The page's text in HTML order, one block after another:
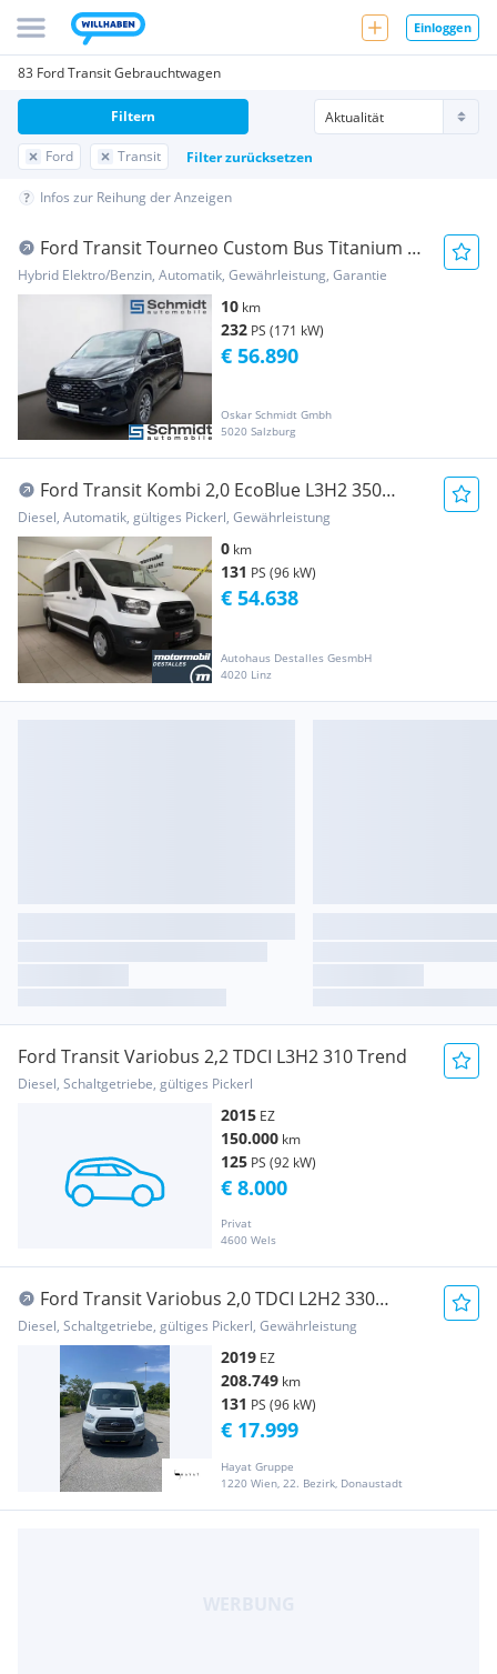
Einloggen
83 Ford Transit Gebrauchtwagen
Ford Transit Filter zurücksetzen
Filtern
Infos zur Reihung der Anzeigen
Ford Transit Tourneo Custom Bus Titanium X
340L2 2,5L PHEV 2...
Hybrid Elektro/Benzin, Automatik, Gewährleistung, Garantie
10 km
232 PS (171 kW)
Oskar Schmidt Gmbh
5020 Salzburg
€ 56.890
Ford Transit Kombi 2,0 EcoBlue L3H2 350
Trend Aut. *...
Diesel, Automatik, gültiges Pickerl, Gewährleistung
0 km
131 PS (96 kW)
Autohaus Destalles GesmbH
4020 Linz
€ 54.638
Ford Transit Variobus 2,2 TDCI L3H2 310 Trend
Diesel, Schaltgetriebe, gültiges Pickerl
2015 EZ
150.000 km
125 PS (92 kW)
Privat
4600 Wels
€ 8.000
Ford Transit Variobus 2,0 TDCI L2H2 330
Trend /// FI...
Diesel, Schaltgetriebe, gültiges Pickerl, Gewährleistung
2019 EZ
208.749 km
131 PS (96 kW)
Hayat Gruppe
1220 Wien, 22. Bezirk, Donaustadt
€ 17.999